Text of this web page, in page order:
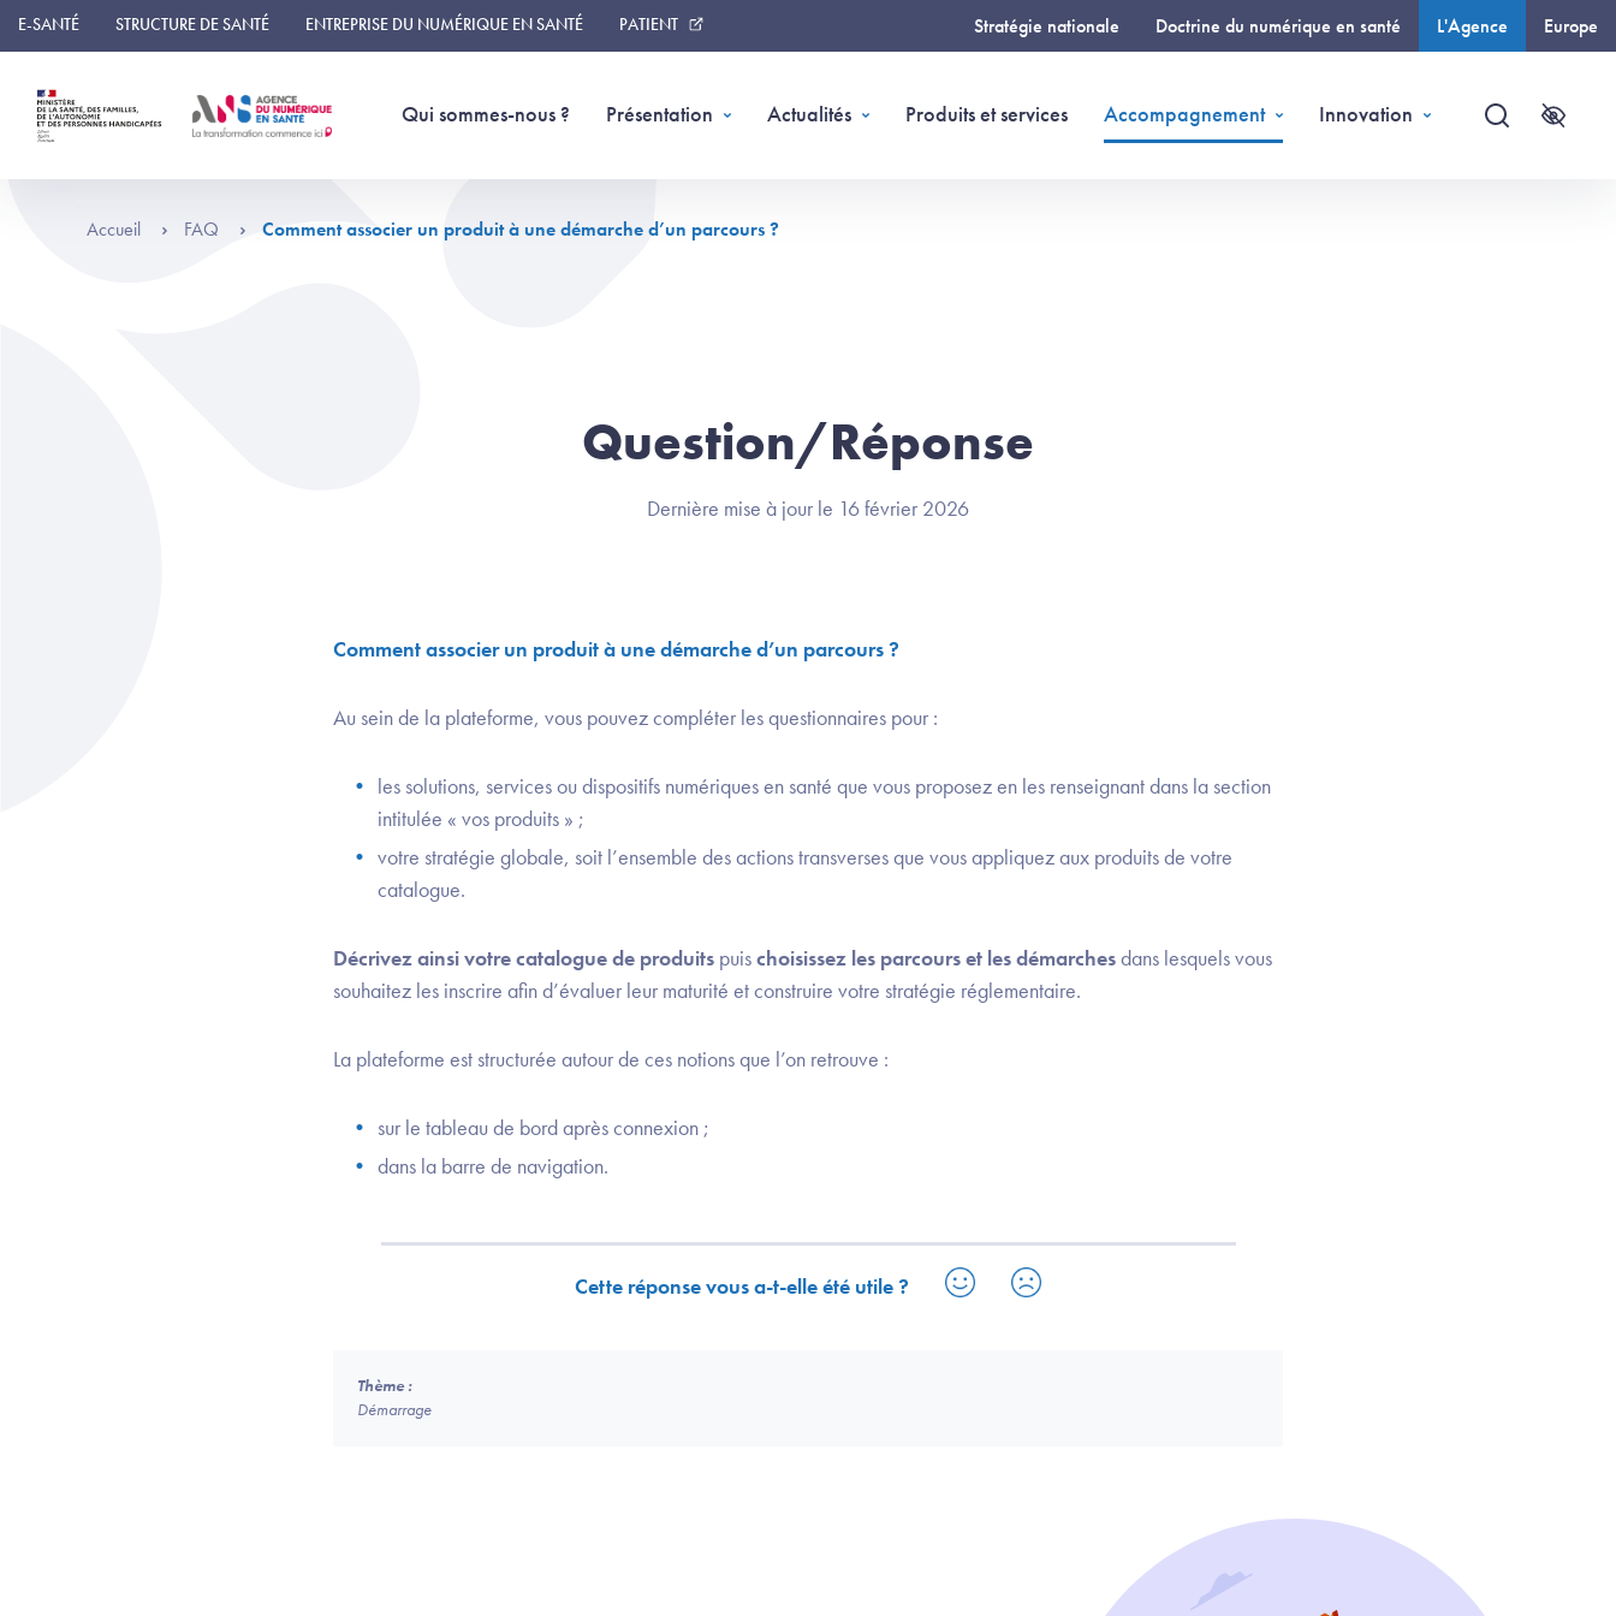
Panneau de gestion des cookies
E-SANTÉ STRUCTURE DE SANTÉ ENTREPRISE DU NUMÉRIQUE EN SANTÉ PATIENT Stratégie nationale Doctrine du numérique en santé L'Agence Europe
Qui sommes-nous ? Présentation Actualités Produits et services Accompagnement Innovation
Recherche
Accueil FAQ Comment associer un produit à une démarche d’un parcours ?
Question/Réponse
Dernière mise à jour le 16 février 2026
Comment associer un produit à une démarche d’un parcours ?
Au sein de la plateforme, vous pouvez compléter les questionnaires pour :
les solutions, services ou dispositifs numériques en santé que vous proposez en les renseignant dans la section
intitulée « vos produits » ;
votre stratégie globale, soit l’ensemble des actions transverses que vous appliquez aux produits de votre
catalogue.
Décrivez ainsi votre catalogue de produits puischoisissez les parcours et les démarchesdans lesquels vous
souhaitez les inscrire afin d’évaluer leur maturité et construire votre stratégie réglementaire.
La plateforme est structurée autour de ces notions que l’on retrouve :
sur le tableau de bord après connexion ;
dans la barre de navigation.
Cette réponse vous a-t-elle été utile ?
Thème :
Démarrage